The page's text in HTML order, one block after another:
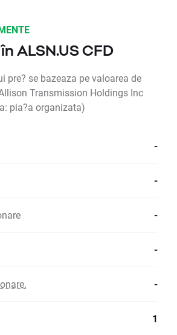
ALSN.US CFD
pre? se bazeaza pe valoarea de
Transmission Holdings Inc
pia?a organizata)
-
-
-
-
-
1